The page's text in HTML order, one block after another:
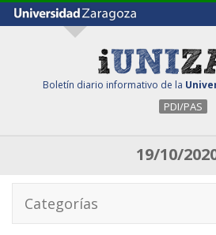
Boletín diario informativo de la
PDI/PAS
19/10/
Categorías